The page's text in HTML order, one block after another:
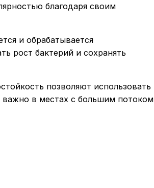
благодаря своим
и обрабатывается
рост бактерий и сохранять
позволяют использовать
важно в местах с большим потоком